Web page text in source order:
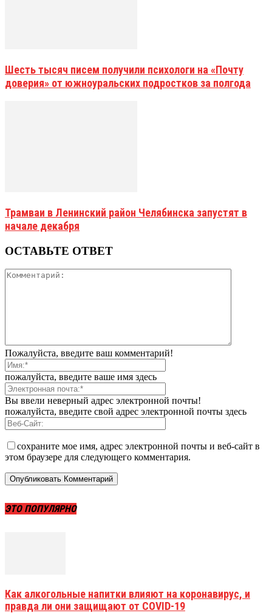
Шесть тысяч писем получили психологи на «Почту
доверия» от южноуральских подростков за полгода
Трамваи в Ленинский район Челябинска запустят в
начале декабря
ОСТАВЬТЕ ОТВЕТ
Пожалуйста, введите ваш комментарий!
пожалуйста, введите ваше имя здесь
Вы ввели неверный адрес электронной почты!
пожалуйста, введите свой адрес электронной почты здесь
сохраните мое имя, адрес электронной почты и веб-сайт в
этом браузере для следующего комментария.
ЭТО ПОПУЛЯРНО
Как алкогольные напитки влияют на коронавирус, и
правда ли они защищают от COVID-19